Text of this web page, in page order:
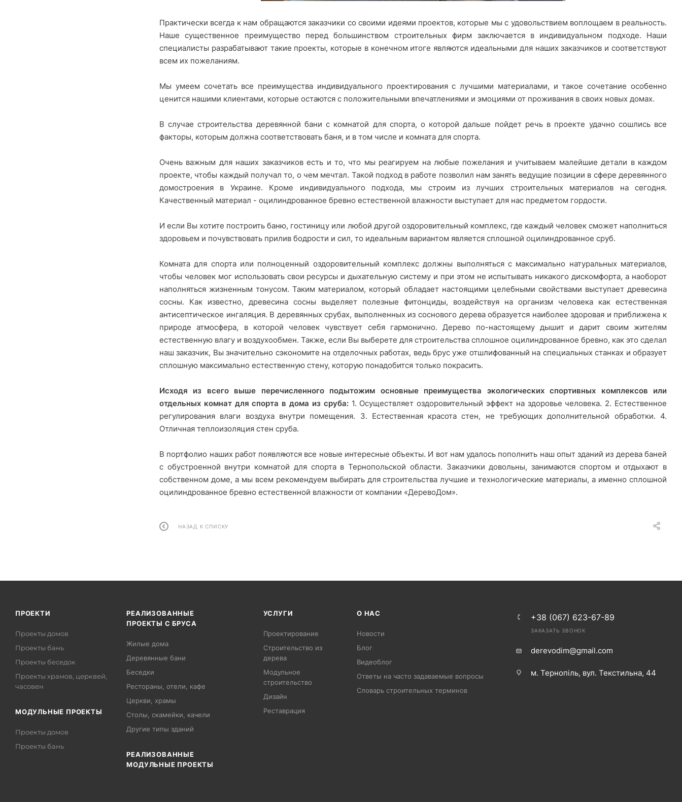
Практически всегда к нам обращаются заказчики со своими идеями проектов, которые мы с удовольствием воплощаем в реальность.
Наше существенное преимущество перед большинством строительных фирм заключается в индивидуальном подходе. Наши
специалисты разрабатывают такие проекты, которые в конечном итоге являются идеальными для наших заказчиков и соответствуют
всем их пожеланиям.
Мы умеем сочетать все преимущества индивидуального проектирования с лучшими материалами, и такое сочетание особенно
ценится нашими клиентами, которые остаются с положительными впечатлениями и эмоциями от проживания в своих новых домах.
В случае строительства деревянной бани с комнатой для спорта, о которой дальше пойдет речь в проекте удачно сошлись все
факторы, которым должна соответствовать баня, и в том числе и комната для спорта.
Очень важным для наших заказчиков есть и то, что мы реагируем на любые пожелания и учитываем малейшие детали в каждом
проекте, чтобы каждый получал то, о чем мечтал. Такой подход в работе позволил нам занять ведущие позиции в сфере деревянного
домостроения в Украине. Кроме индивидуального подхода, мы строим из лучших строительных материалов на сегодня.
Качественный материал - оцилиндрованное бревно естественной влажности выступает для нас предметом гордости.
И если Вы хотите построить баню, гостиницу или любой другой оздоровительный комплекс, где каждый человек сможет наполниться
здоровьем и почувствовать прилив бодрости и сил, то идеальным вариантом является сплошной оцилиндрованное сруб.
Комната для спорта или полноценный оздоровительный комплекс должны выполняться с максимально натуральных материалов,
чтобы человек мог использовать свои ресурсы и дыхательную систему и при этом не испытывать никакого дискомфорта, а наоборот
наполняться жизненным тонусом. Таким материалом, который обладает настоящими целебными свойствами выступает древесина
сосны. Как известно, древесина сосны выделяет полезные фитонциды, воздействуя на организм человека как естественная
антисептическое ингаляция. В деревянных срубах, выполненных из соснового дерева образуется наиболее здоровая и приближена к
природе атмосфера, в которой человек чувствует себя гармонично. Дерево по-настоящему дышит и дарит своим жителям
естественную влагу и воздухообмен. Также, если Вы выберете для строительства сплошное оцилиндрованное бревно, как это сделал
наш заказчик, Вы значительно сэкономите на отделочных работах, ведь брус уже отшлифованный на специальных станках и образует
сплошную максимально естественную стену, которую понадобится только покрасить.
Исходя из всего выше перечисленного подытожим основные преимущества экологических спортивных комплексов или
отдельных комнат для спорта в дома из сруба:1. Осуществляет оздоровительный эффект на здоровье человека. 2. Естественное
регулирования влаги воздуха внутри помещения. 3. Естественная красота стен, не требующих дополнительной обработки. 4.
Отличная теплоизоляция стен сруба.
В портфолио наших работ появляются все новые интересные объекты. И вот нам удалось пополнить наш опыт зданий из дерева баней
с обустроенной внутри комнатой для спорта в Тернопольской области. Заказчики довольны, занимаются спортом и отдыхают в
собственном доме, а мы всем рекомендуем выбирать для строительства лучшие и технологические материалы, а именно сплошной
оцилиндрованное бревно естественной влажности от компании «ДеревоДом».
НАЗАД К СПИСКУ
ПРОЕКТИ
Проекты домов
Проекты бань
Проекты беседок
Проекты храмов, церквей,
часовен
МОДУЛЬНЫЕ ПРОЕКТЫ
Проекты домов
Проекты бань
РЕАЛИЗОВАННЫЕ
ПРОЕКТЫ С БРУСА
Жилые дома
Деревянные бани
Беседки
Рестораны, отели, кафе
Церкви, храмы
Столы, скамейки, качели
Другие типы зданий
РЕАЛИЗОВАННЫЕ
МОДУЛЬНЫЕ ПРОЕКТЫ
УСЛУГИ
Проектирование
Строительство из
дерева
Модульное
строительство
Дизайн
Pеставрация
О НАС
Новости
Блог
Видеоблог
Ответы на часто задаваемые вопросы
Словарь строительных терминов
+38 (067) 623-67-89
ЗАКАЗАТЬ ЗВОНОК
derevodim@gmail.com
м. Тернопіль, вул. Текстильна, 44